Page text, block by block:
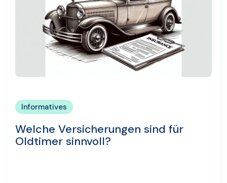
Informatives
Welche Versicherungen sind für
Oldtimer sinnvoll?